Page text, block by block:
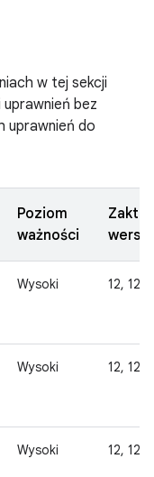
w tej sekcji
bez
uprawnień do
Poziom
ważności
Wysoki 12, 12L,
Wysoki 12, 12L,
Wysoki 12, 12L,